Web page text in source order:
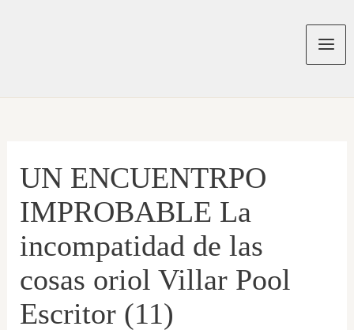
UN ENCUENTRPO
IMPROBABLE La
incompatidad de las
cosas oriol Villar Pool
Escritor (11)